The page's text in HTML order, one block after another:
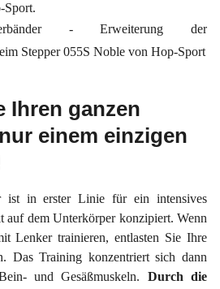
Sport.
Ihren ganzen
einem einzigen
ist in erster Linie für ein intensives
auf dem Unterkörper konzipiert. Wenn
Lenker trainieren, entlasten Sie Ihre
Das Training konzentriert sich dann
und Gesäßmuskeln. Durch die